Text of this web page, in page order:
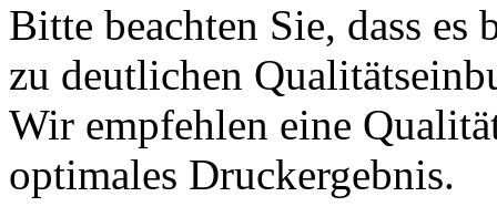
Bitte beachten Sie, dass
zu deutlichen
Wir empfehlen eine
optimales Druckergebnis.